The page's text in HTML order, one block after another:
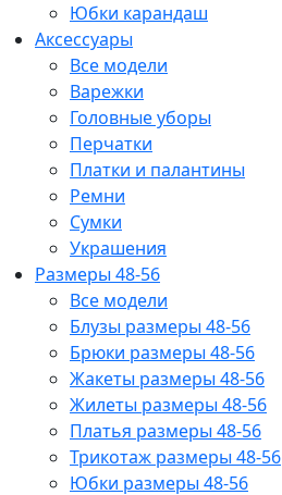
Юбки карандаш
Аксессуары
Все модели
Варежки
Головные уборы
Перчатки
Платки и палантины
Ремни
Сумки
Украшения
Размеры 48-56
Все модели
Блузы размеры 48-56
Брюки размеры 48-56
Жакеты размеры 48-56
Жилеты размеры 48-56
Платья размеры 48-56
Трикотаж размеры 48-56
Юбки размеры 48-56